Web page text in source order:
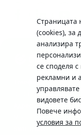
Страницата
(cookies), за
анализира
се споделя
рекламни и
видовете
Повече
условия за
Телефон:
0700 10 375 / *2375
Московска No.19 /
SWIFT/BIC: